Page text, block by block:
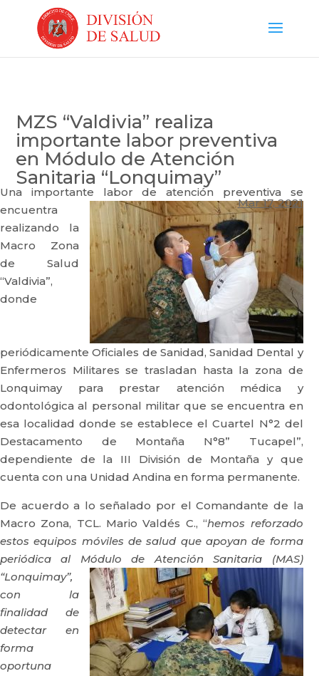
MZS “Valdivia” realiza
importante labor preventiva
en Módulo de Atención
Sanitaria “Lonquimay”
Mar 17, 2021
Una importante labor de atención preventiva se
encuentra
realizando la
Macro Zona
de Salud
“Valdivia”,
donde
periódicamente Oficiales de Sanidad, Sanidad Dental y
Enfermeros Militares se trasladan hasta la zona de
Lonquimay para prestar atención médica y
odontológica al personal militar que se encuentra en
esa localidad donde se establece el Cuartel N°2 del
Destacamento de Montaña N°8” Tucapel”,
dependiente de la III División de Montaña y que
cuenta con una Unidad Andina en forma permanente.
De acuerdo a lo señalado por el Comandante de la
Macro Zona, TCL. Mario Valdés C., “hemos reforzado
estos equipos móviles de salud que apoyan de forma
periódica al Módulo de Atención Sanitaria (MAS)
“Lonquimay”,
con la
finalidad de
detectar en
forma
oportuna